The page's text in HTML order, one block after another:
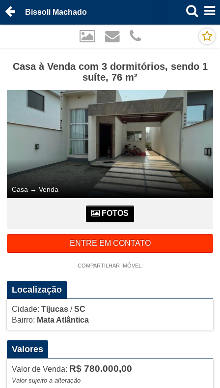
Bissoli Machado
Casa à Venda com 3 dormitórios, sendo 1
suíte, 76 m²
Casa → Venda
FOTOS
ENTRE EM CONTATO
COMPARTILHAR IMÓVEL:
Localização
Cidade: Tijucas/SC
Bairro: Mata Atlântica
Valores
Valor de Venda: R$ 780.000,00
Valor sujeito a alteração